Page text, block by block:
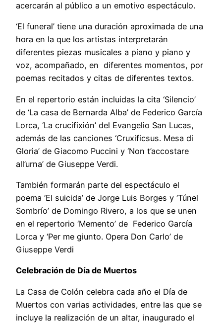
acercarán al público a un emotivo espectáculo.
‘El funeral’ tiene una duración aproximada de una
hora en la que los artistas interpretarán
diferentes piezas musicales a piano y piano y
voz, acompañado, en diferentes momentos, por
poemas recitados y citas de diferentes textos.
En el repertorio están incluidas la cita ‘Silencio’
de ‘La casa de Bernarda Alba’ de Federico García
Lorca, ‘La crucifixión’ del Evangelio San Lucas,
además de las canciones ‘Cruxificsus. Mesa di
Gloria’ de Giacomo Puccini y ‘Non t’accostare
all’urna’ de Giuseppe Verdi.
También formarán parte del espectáculo el
poema ‘El suicida’ de Jorge Luis Borges y ‘Túnel
Sombrío’ de Domingo Rivero, a los que se unen
en el repertorio ‘Memento’ de Federico García
Lorca y ‘Per me giunto. Opera Don Carlo’ de
Giuseppe Verdi
Celebración de Día de Muertos
La Casa de Colón celebra cada año el Día de
Muertos con varias actividades, entre las que se
incluye la realización de un altar, inaugurado el